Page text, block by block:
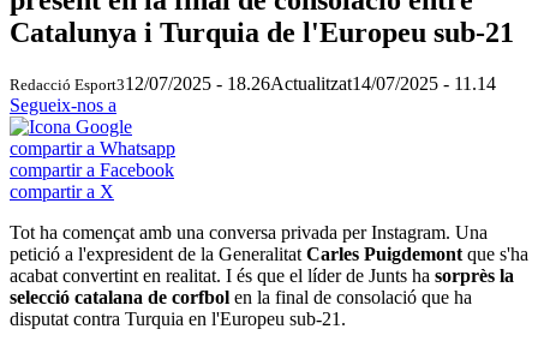
Catalunya i Turquia de l'Europeu sub-21
Redacció Esport312/07/2025 - 18.26Actualitzat14/07/2025 - 11.14
Segueix-nos a
compartir a Whatsapp
compartir a Facebook
compartir a X
Tot ha començat amb una conversa privada per Instagram. Una
petició a l'expresident de la Generalitat Carles Puigdemont que s'ha
acabat convertint en realitat. I és que el líder de Junts ha sorprès la
selecció catalana de corfbol en la final de consolació que ha
disputat contra Turquia en l'Europeu sub-21.